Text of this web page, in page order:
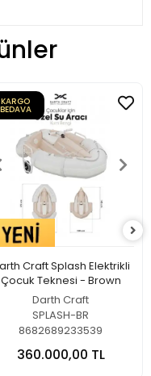
KARGO
BEDAVA
Craft Splash Elektrikli
Çocuk Teknesi - Brown
Darth Craft
SPLASH-BR
8682689233539
360.000,00 TL